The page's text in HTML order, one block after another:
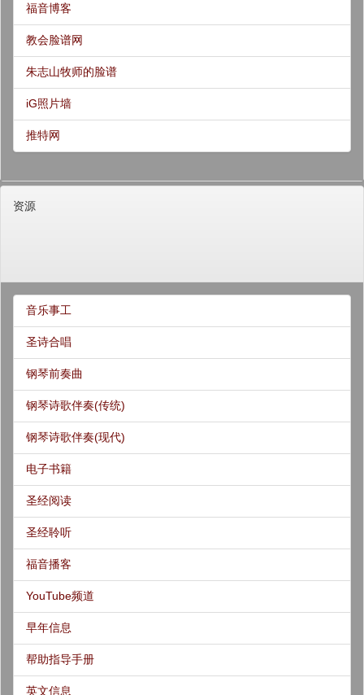
福音博客
教会脸谱网
朱志山牧师的脸谱
iG照片墙
推特网
资源
音乐事工
圣诗合唱
钢琴前奏曲
钢琴诗歌伴奏(传统)
钢琴诗歌伴奏(现代)
电子书籍
圣经阅读
圣经聆听
福音播客
YouTube频道
早年信息
帮助指导手册
英文信息